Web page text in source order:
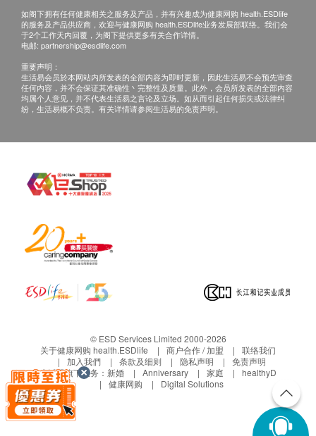
如阁下拥有任何健康相关之服务及产品，并有兴趣成为健康网购 health.ESDlife
的服务及产品供应商，欢迎与健康网购 health.ESDlife业务发展部联络。我们会
于2个工作天内回覆，为阁下提供更多有关合作详情。
电邮: partnership@esdlife.com
重要声明：
生活易会员於本网站内所发表的全部内容为即时更新，因此生活易不会预先审查
任何内容，并不会保证其准确性丶完整性及质量。此外，会员所发表的全部内容
均属个人意见，并不代表生活易之言论及立场。如从而引起任何损失或法律纠
纷，生活易概不负责。有关详情请参阅生活易的免责声明。
© ESD Services Limited 2000-2026
关于健康网购 health.ESDlife
商户合作 / 加盟
联络我们
加入我們
条款及细则 隐私声明
免责声明
生活易旗下业务： 新婚 Anniversary 家庭
healthyD
健康网购
Digital Solutions